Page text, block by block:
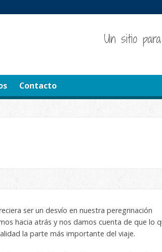
Un sitio
Contacto
ser un desvío en nuestra peregrinación
hacia atrás y nos damos cuenta de que lo
la parte más importante del viaje.